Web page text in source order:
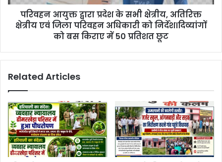
परिवहन आयुक्त द्वारा प्रदेश के सभी क्षेत्रीय, अतिरिक्त
क्षेत्रीय एवं जिला परिवहन अधिकारी को निर्देश।दिव्यांगों
को बस किराए में 50 प्रतिशत छूट
Related Articles